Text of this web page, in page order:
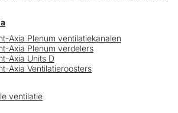
Axia Plenum ventilatiekanalen
Axia Plenum verdelers
Axia Units D
Axia Ventilatieroosters
ventilatie